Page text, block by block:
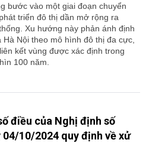
bước vào một giai đoạn chuyển
triển đô thị dần mở rộng ra
Xu hướng này phản ánh định
Nội theo mô hình đô thị đa cực,
kết vùng được xác định trong
100 năm.
điều của Nghị định số
10/2024 quy định về xử